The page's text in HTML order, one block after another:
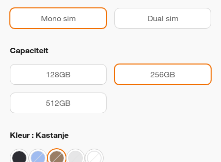
Mono sim Dual sim
Capaciteit
128GB 256GB
512GB
Kleur : Kastanje